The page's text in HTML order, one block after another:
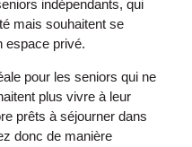
indépendants, qui
mais souhaitent se
espace privé.
pour les seniors qui ne
plus vivre à leur
prêts à séjourner dans
donc de manière